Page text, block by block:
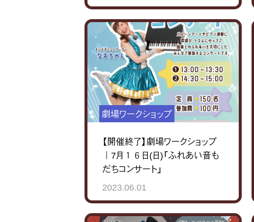
劇場ワークショップ
【開催終了】劇場ワークショップ
｜7月１６日(日)「ふれあい音も
だちコンサート」
2023.06.01